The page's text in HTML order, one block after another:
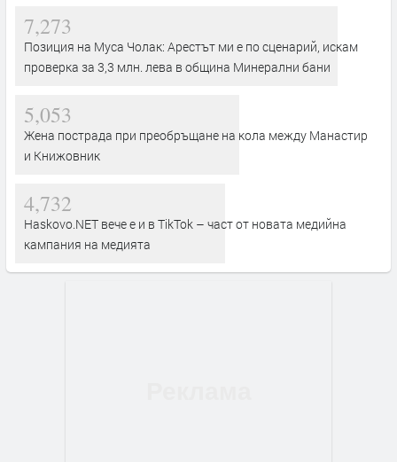
7,273
Позиция на Муса Чолак: Арестът ми е по сценарий, искам
проверка за 3,3 млн. лева в община Минерални бани
5,053
Жена пострада при преобръщане на кола между Манастир
и Книжовник
4,732
Haskovo.NET вече е и в TikTok – част от новата медийна
кампания на медията